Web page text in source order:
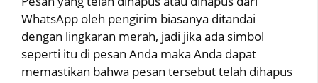
WhatsApp oleh pengirim biasanya ditandai
dengan lingkaran merah, jadi jika ada simbol
seperti itu di pesan Anda maka Anda dapat
memastikan bahwa pesan tersebut telah dihapus